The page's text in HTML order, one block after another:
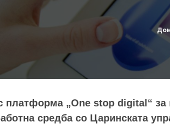
платформа „One stop digital“
средба со Царинската